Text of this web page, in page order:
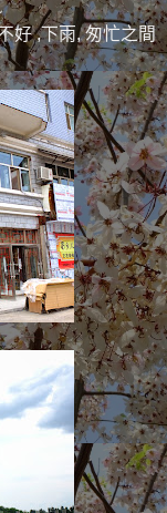
好 ,下雨, 匆忙之間